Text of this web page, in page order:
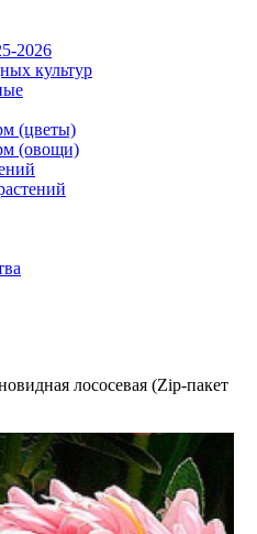
2026
культур
(цветы)
(овощи)
лососевая (Zip-пакет